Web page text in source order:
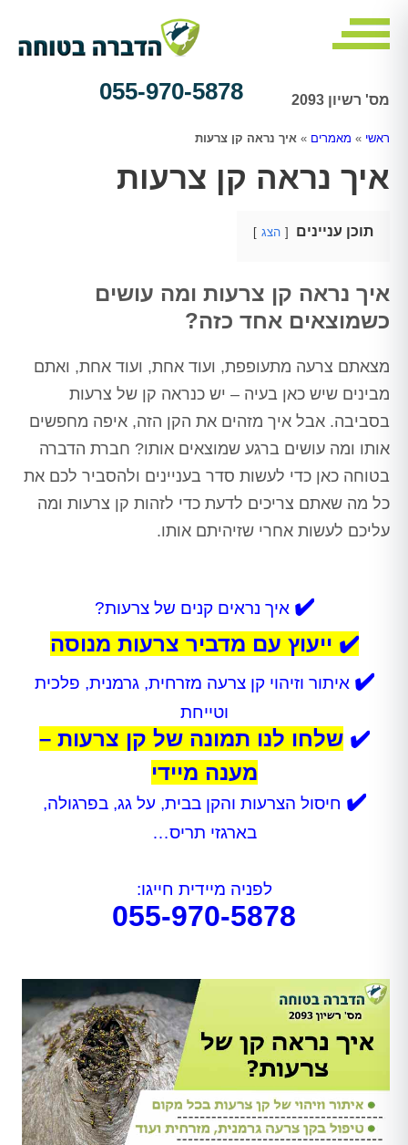
מס' רשיון 2093 055-970-5878
ראשי » מאמרים » איך נראה קן צרעות
איך נראה קן צרעות
תוכן עניינים הצג
איך נראה קן צרעות ומה עושים
כשמוצאים אחד כזה?
מצאתם צרעה מתעופפת, ועוד אחת, ועוד אחת, ואתם
מבינים שיש כאן בעיה – יש כנראה קן של צרעות
בסביבה. אבל איך מזהים את הקן הזה, איפה מחפשים
אותו ומה עושים ברגע שמוצאים אותו? חברת הדברה
בטוחה כאן כדי לעשות סדר בעניינים ולהסביר לכם את
כל מה שאתם צריכים לדעת כדי לזהות קן צרעות ומה
עליכם לעשות אחרי שזיהיתם אותו.
✔️ איך נראים קנים של צרעות?
✔️ ייעוץ עם מדביר צרעות מנוסה
✔️ איתור וזיהוי קן צרעה מזרחית, גרמנית, פלכית
וטייחת
✔️שלחו לנו תמונה של קן צרעות –
מענה מיידי
✔️ חיסול הצרעות והקן בבית, על גג, בפרגולה,
בארגזי תריס…
לפניה מיידית חייגו:
055-970-5878